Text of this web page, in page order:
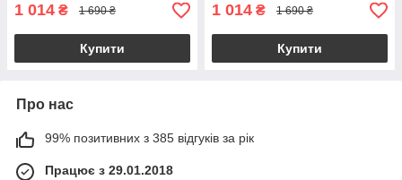
1 014 ₴ 1 690 ₴
Купити
1 014 ₴ 1 690 ₴
Купити
Про нас
99% позитивних з 385 відгуків за рік
Працює з 29.01.2018